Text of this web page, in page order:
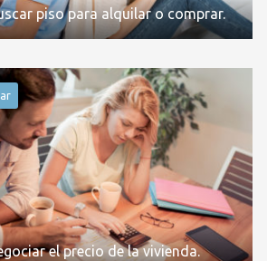
piso para alquilar o comprar.
el precio de la vivienda.